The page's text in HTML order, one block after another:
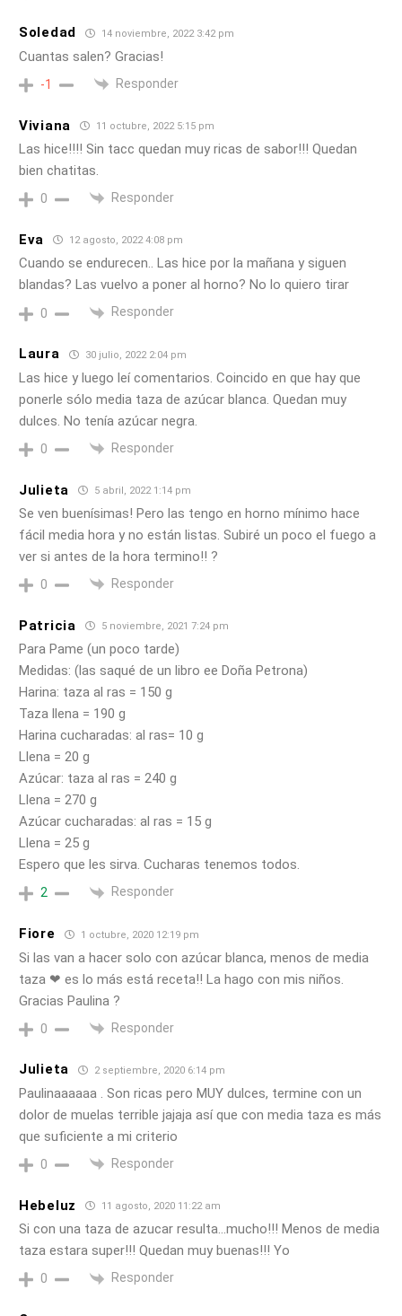
Soledad 14 noviembre, 2022 3:42 pm
Cuantas salen? Gracias!
-1 Responder
Viviana 11 octubre, 2022 5:15 pm
Las hice!!!! Sin tacc quedan muy ricas de sabor!!! Quedan
bien chatitas.
0 Responder
Eva 12 agosto, 2022 4:08 pm
Cuando se endurecen.. Las hice por la mañana y siguen
blandas? Las vuelvo a poner al horno? No lo quiero tirar
0 Responder
Laura 30 julio, 2022 2:04 pm
Las hice y luego leí comentarios. Coincido en que hay que
ponerle sólo media taza de azúcar blanca. Quedan muy
dulces. No tenía azúcar negra.
0 Responder
Julieta 5 abril, 2022 1:14 pm
Se ven buenísimas! Pero las tengo en horno mínimo hace
fácil media hora y no están listas. Subiré un poco el fuego a
ver si antes de la hora termino!! ?
0 Responder
Patricia 5 noviembre, 2021 7:24 pm
Para Pame (un poco tarde)
Medidas: (las saqué de un libro ee Doña Petrona)
Harina: taza al ras = 150 g
Taza llena = 190 g
Harina cucharadas: al ras= 10 g
Llena = 20 g
Azúcar: taza al ras = 240 g
Llena = 270 g
Azúcar cucharadas: al ras = 15 g
Llena = 25 g
Espero que les sirva. Cucharas tenemos todos.
2 Responder
Fiore 1 octubre, 2020 12:19 pm
Si las van a hacer solo con azúcar blanca, menos de media
taza ❤ es lo más está receta!! La hago con mis niños.
Gracias Paulina ?
0 Responder
Julieta 2 septiembre, 2020 6:14 pm
Paulinaaaaaa . Son ricas pero MUY dulces, termine con un
dolor de muelas terrible jajaja así que con media taza es más
que suficiente a mi criterio
0 Responder
Hebeluz 11 agosto, 2020 11:22 am
Si con una taza de azucar resulta…mucho!!! Menos de media
taza estara super!!! Quedan muy buenas!!! Yo
0 Responder